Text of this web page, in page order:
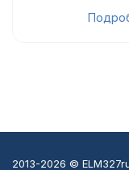
2013-2026 ©